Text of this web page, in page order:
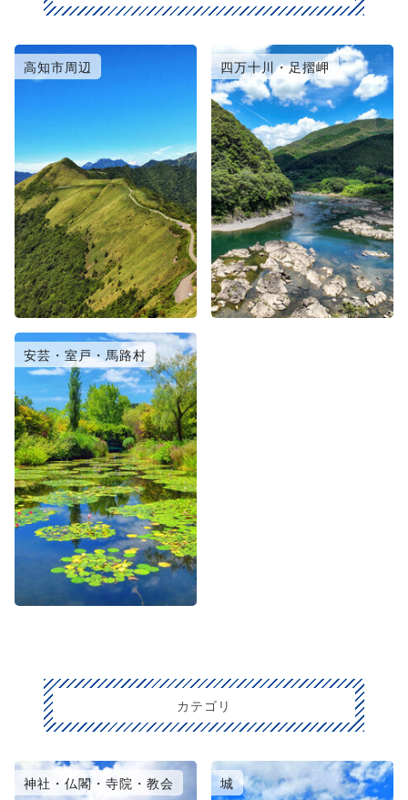
高知市周辺 四万十川・足摺岬
安芸・室戸・馬路村
カテゴリ
神社・仏閣・寺院・教会 城